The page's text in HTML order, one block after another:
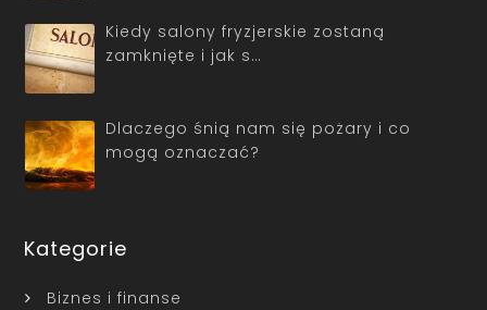
Kiedy salony fryzjerskie zostaną
zamknięte i jak s…
Dlaczego śnią nam się pożary i co
mogą oznaczać?
Kategorie
Biznes i finanse